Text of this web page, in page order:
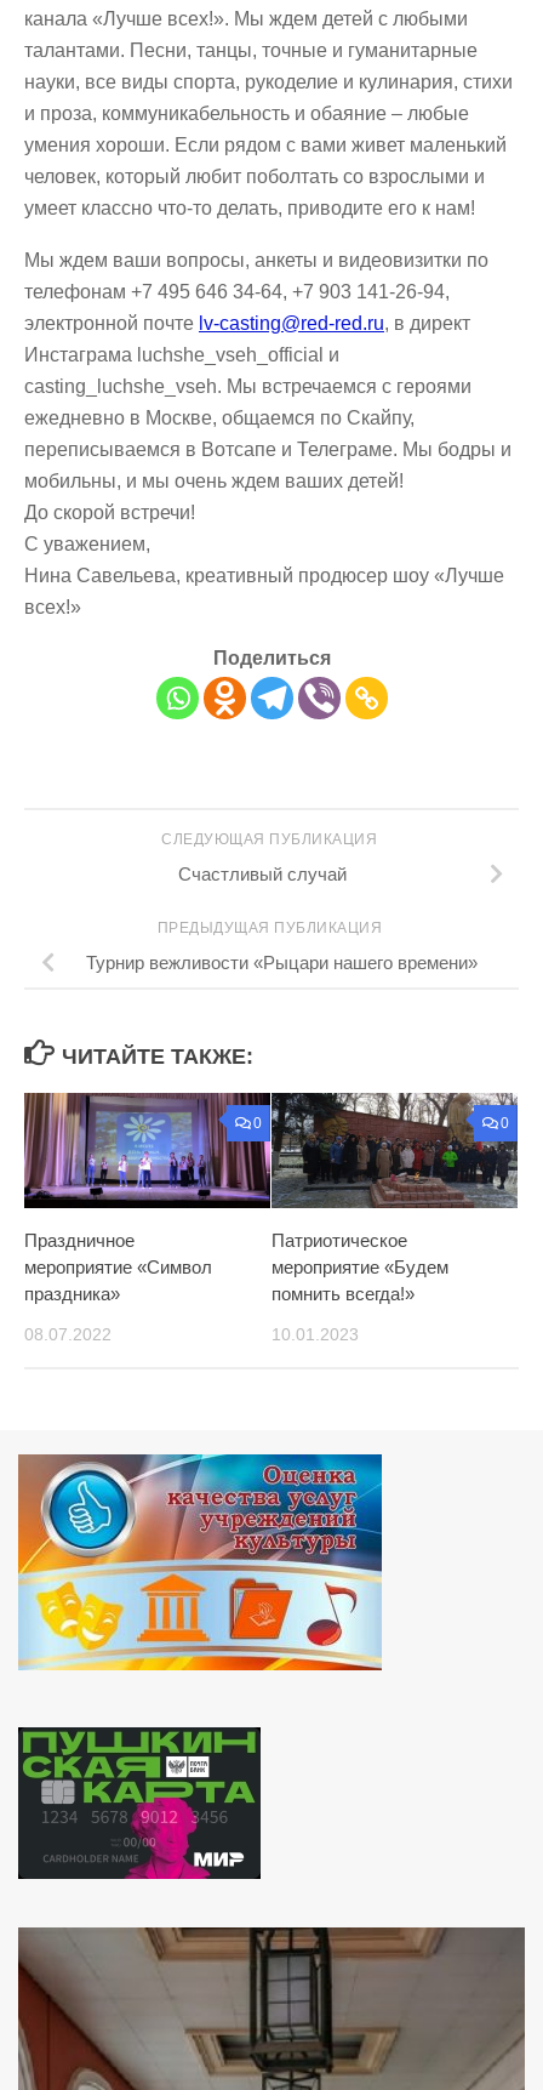
канала «Лучше всех!». Мы ждем детей с любыми
талантами. Песни, танцы, точные и гуманитарные
науки, все виды спорта, рукоделие и кулинария, стихи
и проза, коммуникабельность и обаяние – любые
умения хороши. Если рядом с вами живет маленький
человек, который любит поболтать со взрослыми и
умеет классно что-то делать, приводите его к нам!
Мы ждем ваши вопросы, анкеты и видеовизитки по
телефонам +7 495 646 34-64, +7 903 141-26-94,
электронной почте lv-casting@red-red.ru , в директ
Инстаграма luchshe_vseh_official и
casting_luchshe_vseh. Мы встречаемся с героями
ежедневно в Москве, общаемся по Скайпу,
переписываемся в Вотсапе и Телеграме. Мы бодры и
мобильны, и мы очень ждем ваших детей!
До скорой встречи!
С уважением,
Нина Савельева, креативный продюсер шоу «Лучше
всех!»
Поделиться
СЛЕДУЮЩАЯ ПУБЛИКАЦИЯ
Счастливый случай
ПРЕДЫДУЩАЯ ПУБЛИКАЦИЯ
Турнир вежливости «Рыцари нашего времени»
ЧИТАЙТЕ ТАКЖЕ:
0
Праздничное
мероприятие «Символ
праздника»
08.07.2022
0
Патриотическое
мероприятие «Будем
помнить всегда!»
10.01.2023